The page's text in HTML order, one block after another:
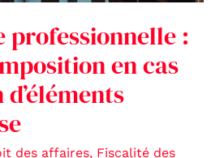
professionnelle :
en cas
des affaires, Fiscalité des